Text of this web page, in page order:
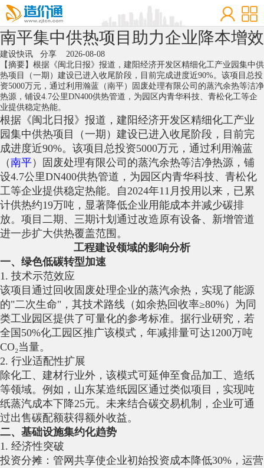
‌南平集中供热项目助力企业降本增效
建设快讯 分享 2026-08-08
【摘要】根据《闽北日报》报道，建阳经济开发区精细化工产业园集中供
热项目（一期）建设已进入收尾阶段，目前完成进度近90%。该项目总投
资5000万元，通过利用瀚蓝（南平）固废处理有限公司的蒸汽余热等洁净
热源，铺设4.7公里DN400供热管道，为园区内青华科技、青松化工等企
业提供稳定热能。
根据《闽北日报》报道，建阳经济开发区精细化工产业
园集中供热项目（一期）建设已进入收尾阶段，目前完
成进度近90%。该项目总投资5000万元，通过利用瀚蓝
（南平）固废处理有限公司的蒸汽余热等洁净热源，铺
设4.7公里DN400供热管道，为园区内青华科技、青松化
工等企业提供稳定热能。自2024年11月投用以来，已累
计供热约19万吨，显著降低企业用能成本并减少碳排
放。项目二期、三期计划通过改造原有设备、新增管道
进一步扩大供热覆盖范围。
工程建设领域的影响分析
一、绿色低碳转型加速
1. 技术示范效应‌
该项目通过回收固废处理企业的蒸汽余热，实现了能源
的"二次生命"，其技术路线（如余热回收率≥80%）为同
类工业园区提供了可量化的参考标准。据行业研究，若
全国50%化工园区推广该模式，年减排量可达1200万吨
CO₂当量。
2. 行业适配性扩展‌
除化工、建材行业外，该模式可延伸至食品加工、造纸
等领域。例如，山东某造纸园区通过类似项目，实现吨
纸蒸汽成本下降25元。未来结合碳交易机制，企业可通
过出售碳配额获得额外收益。
二、基础设施集约化趋势
1. 经济性突破‌
投资分摊‌：管网共享使企业初始投资成本降低30%，运营